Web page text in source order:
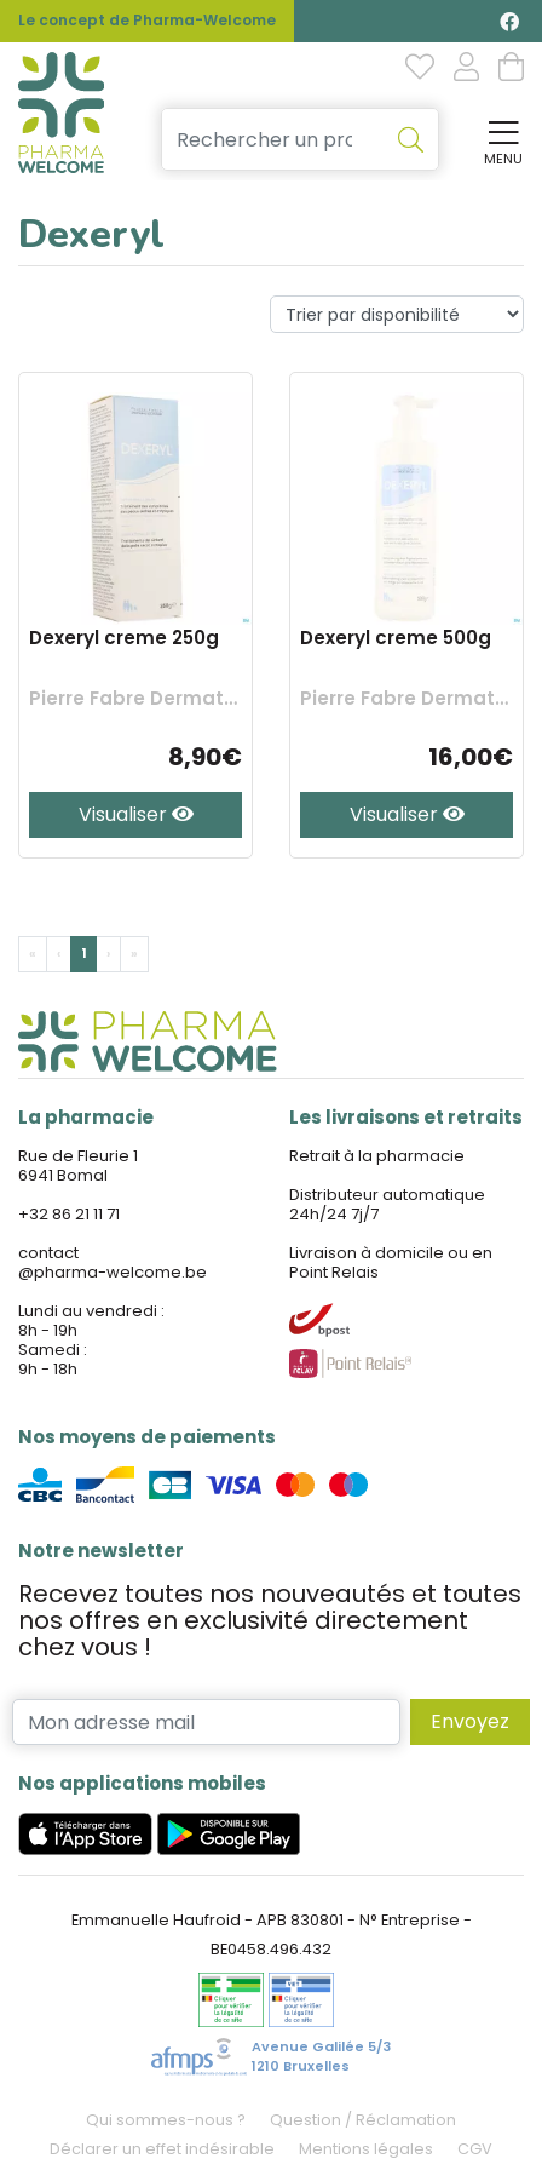
Le concept de Pharma-Welcome
MENU
Dexeryl
Dexeryl creme 250g
Pierre Fabre Dermatologie
8,90€
Visualiser
Dexeryl creme 500g
Pierre Fabre Dermatologie
16,00€
Visualiser
« ‹ 1 › »
La pharmacie
Rue de Fleurie 1
6941 Bomal
+32 86 21 11 71
contact
@pharma-welcome.be
Lundi au vendredi :
8h - 19h
Samedi :
9h - 18h
Nos moyens de paiements
Les livraisons et retraits
Retrait à la pharmacie
Distributeur automatique
24h/24 7j/7
Livraison à domicile ou en
Point Relais
Notre newsletter
Recevez toutes nos nouveautés et toutes
nos offres en exclusivité directement
chez vous !
Envoyez
Nos applications mobiles
Emmanuelle Haufroid - APB 830801 - N° Entreprise -
BE0458.496.432
Avenue Galilée 5/3
1210 Bruxelles
Qui sommes-nous ?
Question / Réclamation
Déclarer un effet indésirable
Mentions légales
CGV